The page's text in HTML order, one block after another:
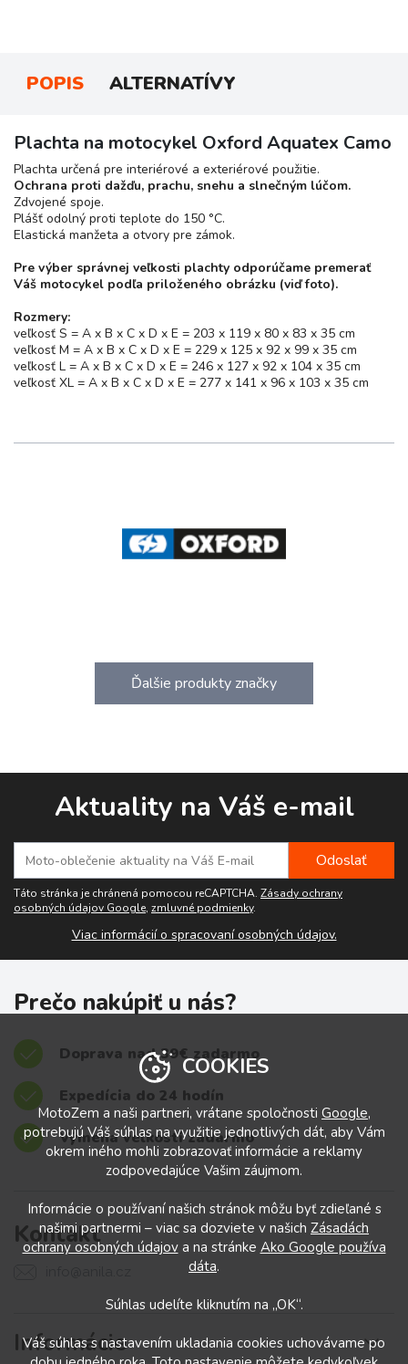
POPIS ALTERNATÍVY
Plachta na motocykel Oxford Aquatex Camo
Plachta určená pre interiérové a exteriérové použitie.
Ochrana proti dažďu, prachu, snehu a slnečným lúčom.
Zdvojené spoje.
Plášť odolný proti teplote do 150 °C.
Elastická manžeta a otvory pre zámok.
Pre výber správnej veľkosti plachty odporúčame premerať
Váš motocykel podľa priloženého obrázku (viď foto).
Rozmery:
veľkosť S = A x B x C x D x E = 203 x 119 x 80 x 83 x 35 cm
veľkosť M = A x B x C x D x E = 229 x 125 x 92 x 99 x 35 cm
veľkosť L = A x B x C x D x E = 246 x 127 x 92 x 104 x 35 cm
veľkosť XL = A x B x C x D x E = 277 x 141 x 96 x 103 x 35 cm
Ďalšie produkty značky
Aktuality na Váš e-mail
Táto stránka je chránená pomocou reCAPTCHA. Zásady ochrany
osobných údajov Google, zmluvné podmienky.
Viac informácií o spracovaní osobných údajov.
Prečo nakúpiť u nás?
Doprava nad 39€ zadarmo
Expedícia do 24 hodín
Výmena veľkostí zadarmo
Informácie
Kontakt
COOKIES
MotoZem a naši partneri, vrátane spoločnosti Google,
potrebujú Váš súhlas na využitie jednotlivých dát, aby Vám
okrem iného mohli zobrazovať informácie a reklamy
zodpovedajúce Vašim záujmom.
Informácie o používaní našich stránok môžu byť zdieľané s
našimi partnermi – viac sa dozviete v našich Zásadách
ochrany osobných údajova na stránke Ako Google používa
dáta.
Súhlas udelíte kliknutím na „OK“.
Váš súhlas s nastavením ukladania cookies uchovávame po